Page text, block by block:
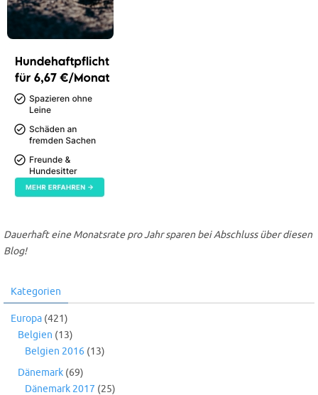
Dauerhaft eine Monatsrate pro Jahr sparen bei Abschluss über diesen
Blog!
Kategorien
Europa (421)
Belgien (13)
Belgien 2016 (13)
Dänemark (69)
Dänemark 2017 (25)